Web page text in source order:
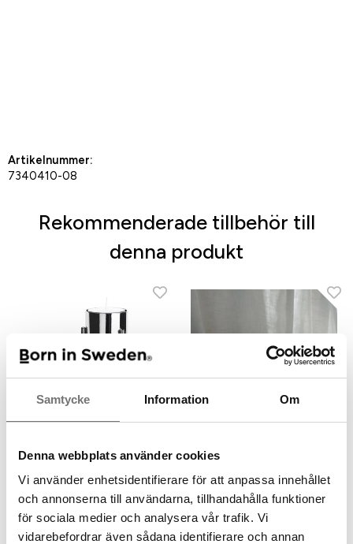
Samtycke Information Om
Denna webbplats använder cookies
Vi använder enhetsidentifierare för att anpassa innehållet
och annonserna till användarna, tillhandahålla funktioner
för sociala medier och analysera vår trafik. Vi
vidarebefordrar även sådana identifierare och annan
Artikelnummer:
7340410-08
Rekommenderade tillbehör till
denna produkt
199 kr 1 099 kr